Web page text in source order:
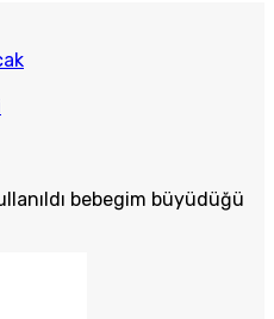
bebegim büyüdüğü